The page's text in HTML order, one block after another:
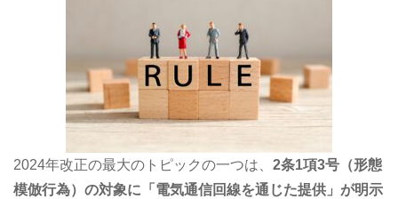
2024年改正の最大のトピックの一つは、 2条1項3号（形態
模倣行為）の対象に「電気通信回線を通じた提供」が明示